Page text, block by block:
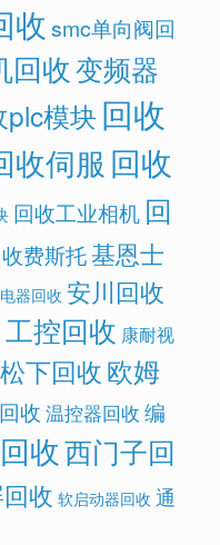
收 smc单向阀回
回收变频器
plc模块回收
收伺服 回收
回收工业相机 回
费斯托基恩士
器回收 安川回收
工控回收 康耐视
松下回收欧姆
收 温控器回收 编
收西门子回
收 软启动器回收 通